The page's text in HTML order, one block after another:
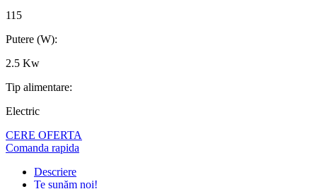
115
Putere (W):
2.5 Kw
Tip alimentare:
Electric
CERE OFERTA
Comanda rapida
Descriere
Te sunăm noi!